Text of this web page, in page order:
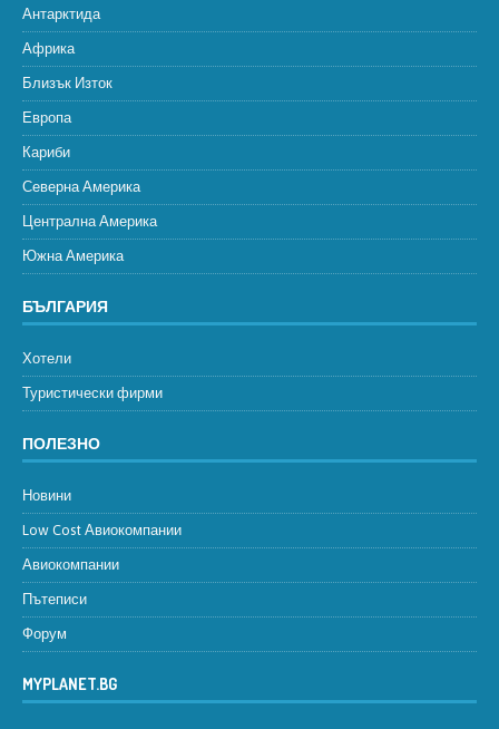
Антарктида
Африка
Близък Изток
Европа
Кариби
Северна Америка
Централна Америка
Южна Америка
БЪЛГАРИЯ
Хотели
Туристически фирми
ПОЛЕЗНО
Новини
Low Cost Авиокомпании
Авиокомпании
Пътеписи
Форум
MYPLANET.BG